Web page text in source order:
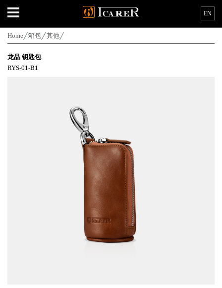
EN
Home 箱包 其他
龙品 钥匙包
RYS-01-B1